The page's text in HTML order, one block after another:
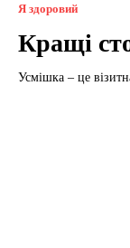
Я здоровий
Кращі
Усмішка – це